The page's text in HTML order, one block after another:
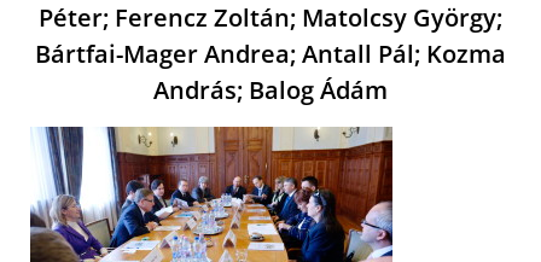
Péter; Ferencz Zoltán; Matolcsy György;
Bártfai-Mager Andrea; Antall Pál; Kozma
András; Balog Ádám